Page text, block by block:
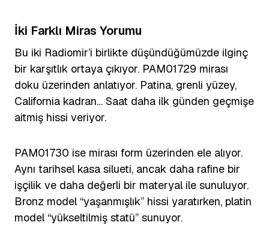
İki Farklı Miras Yorumu
Bu iki Radiomir’i birlikte düşündüğümüzde ilginç
bir karşıtlık ortaya çıkıyor. PAM01729 mirası
doku üzerinden anlatıyor. Patina, grenli yüzey,
California kadran… Saat daha ilk günden geçmişe
aitmiş hissi veriyor.
PAM01730 ise mirası form üzerinden ele alıyor.
Aynı tarihsel kasa silueti, ancak daha rafine bir
işçilik ve daha değerli bir materyal ile sunuluyor.
Bronz model “yaşanmışlık” hissi yaratırken, platin
model “yükseltilmiş statü” sunuyor.